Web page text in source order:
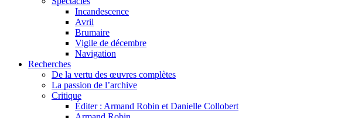
Incandescence
Avril
Brumaire
Vigile de décembre
Navigation
Recherches
De la vertu des œuvres complètes
La passion de l’archive
Critique
Éditer : Armand Robin et Danielle Collobert